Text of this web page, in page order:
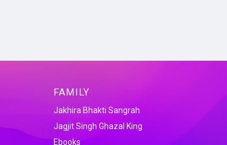
FAMILY
Jakhira Bhakti Sangrah
Jagjit Singh Ghazal King
Ebooks